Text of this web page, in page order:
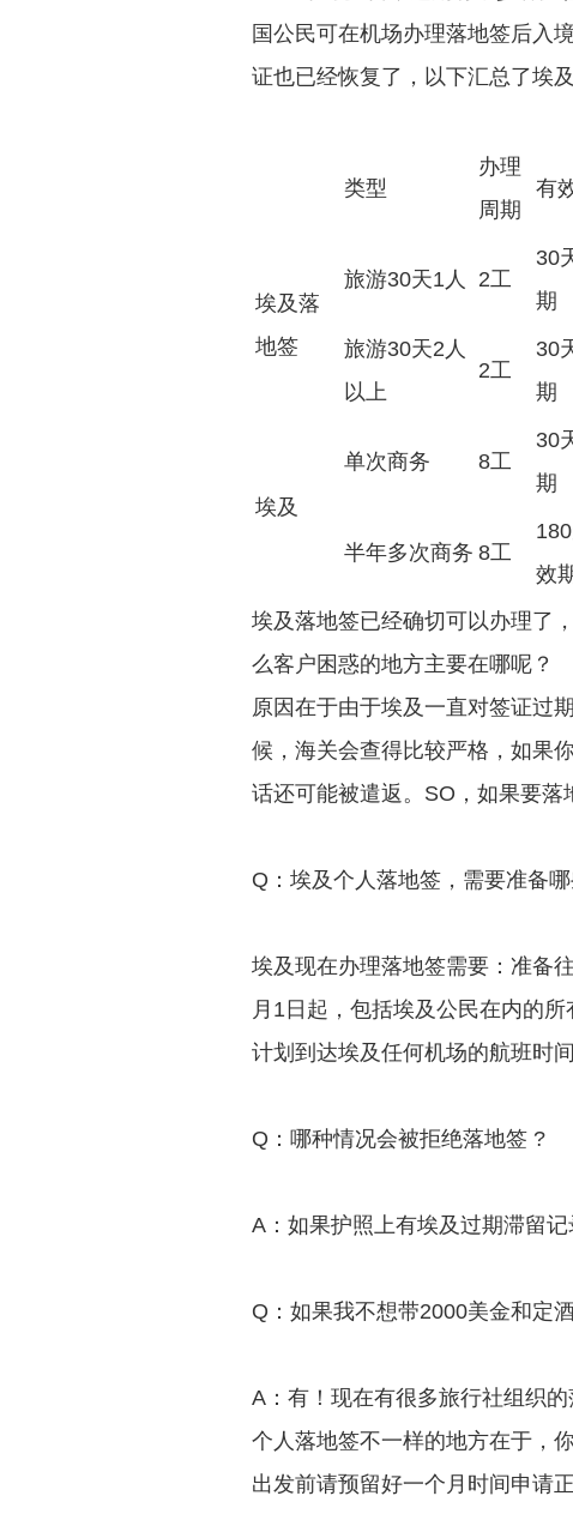
国公民可在机场办理落地签后入
证也已经恢复了，以下汇总了埃
类型
办理
周期
有
埃及落
地签
旅游30天1人 2工
30
期
旅游30天2人
以上
2工
30
期
埃及
单次商务 8工
30
期
半年多次商务 8工
效
埃及落地签已经确切可以办理了
么客户困惑的地方主要在哪呢？
原因在于由于埃及一直对签证过
候，海关会查得比较严格，如果
话还可能被遣返。SO，如果要落
Q：埃及个人落地签，需要准备
埃及现在办理落地签需要：准备
月1日起，包括埃及公民在内的
计划到达埃及任何机场的航班时
Q：哪种情况会被拒绝落地签 ?
A：如果护照上有埃及过期滞留记
Q：如果我不想带2000美金和定
A：有！现在有很多旅行社组织
个人落地签不一样的地方在于，
出发前请预留好一个月时间申请